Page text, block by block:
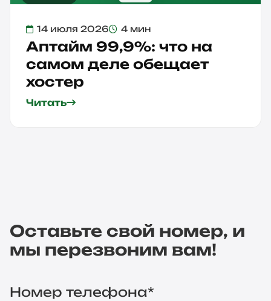
14 июля 2026 4 мин
Аптайм 99,9%: что на
самом деле обещает
хостер
Читать
Оставьте свой номер, и
мы перезвоним вам!
Номер телефона*